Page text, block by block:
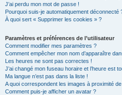
J’ai perdu mon mot de passe !
Pourquoi suis-je automatiquement déconnecté
À quoi sert « Supprimer les cookies » ?
Paramètres et préférences de l’utilisateur
Comment modifier mes paramètres ?
Comment empêcher mon nom d’apparaître
Les heures ne sont pas correctes !
J’ai changé mon fuseau horaire et l’heure est
Ma langue n’est pas dans la liste !
A quoi correspondent les images à proximité
Comment puis-je afficher un avatar ?